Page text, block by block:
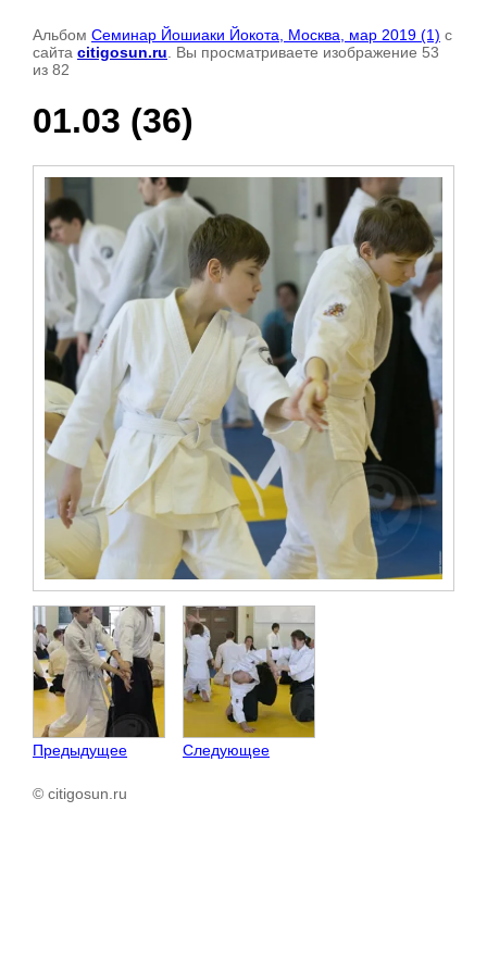
Альбом Семинар Йошиаки Йокота, Москва, мар 2019 (1) с
сайта citigosun.ru . Вы просматриваете изображение 53
из 82
01.03 (36)
Предыдущее Следующее
© citigosun.ru